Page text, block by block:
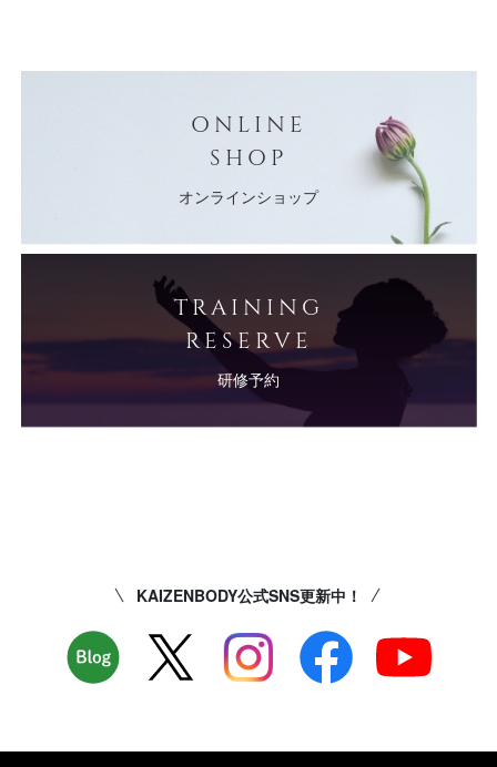
ONLINE
SHOP
オンラインショップ
TRAINING
RESERVE
研修予約
KAIZENBODY公式SNS更新中！